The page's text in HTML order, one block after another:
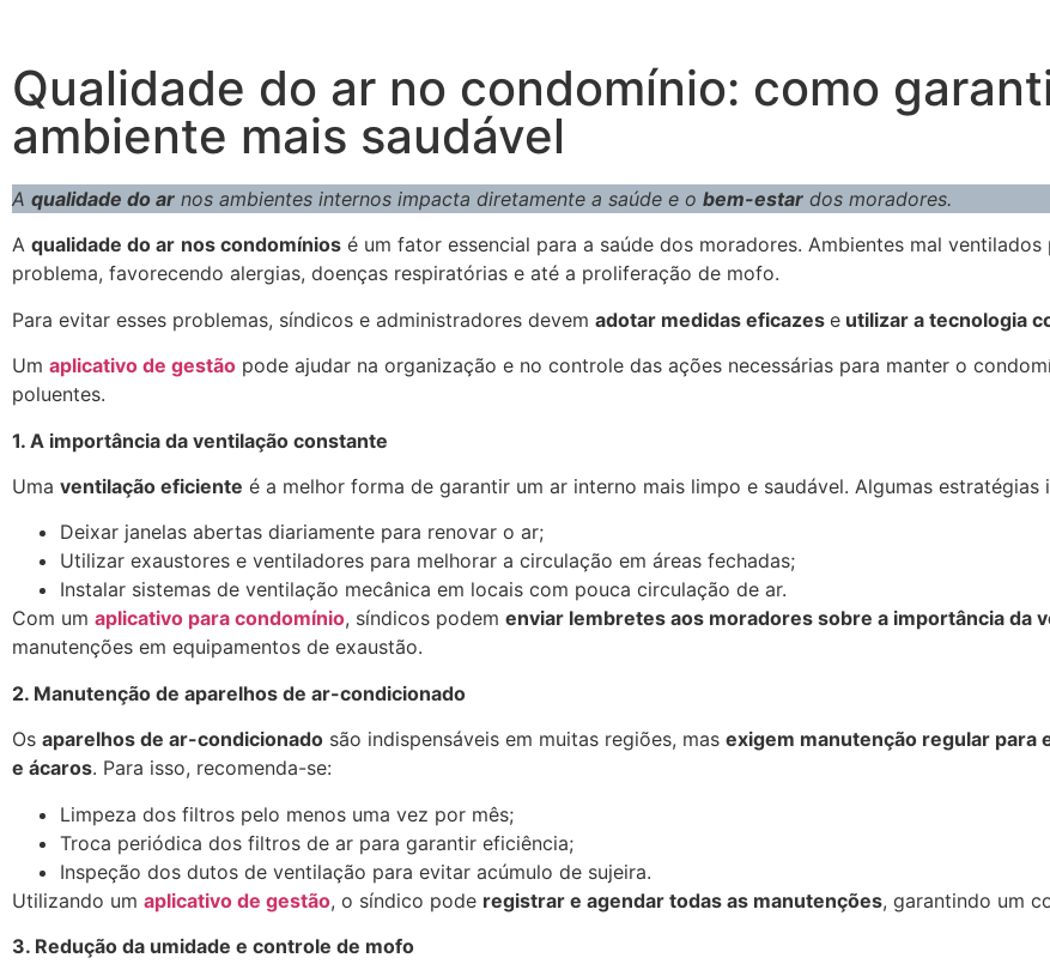
Qualidade do ar no condomínio: como
ambiente mais saudável
A qualidade do ar nos ambientes internos impacta diretamente a saúde e o bem-estar dos moradores.
A qualidade do ar nos condomínios é um fator essencial para a saúde dos moradores. Ambientes mal
problema, favorecendo alergias, doenças respiratórias e até a proliferação de mofo.
Para evitar esses problemas, síndicos e administradores devem adotar medidas eficazes e utilizar a tecnologia
Um aplicativo de gestão pode ajudar na organização e no controle das ações necessárias para manter o
poluentes.
1. A importância da ventilação constante
Uma ventilação eficiente é a melhor forma de garantir um ar interno mais limpo e saudável. Algumas estratégias
Deixar janelas abertas diariamente para renovar o ar;
Utilizar exaustores e ventiladores para melhorar a circulação em áreas fechadas;
Instalar sistemas de ventilação mecânica em locais com pouca circulação de ar.
Com um aplicativo para condomínio, síndicos podem enviar lembretes aos moradores sobre a importância da
manutenções em equipamentos de exaustão.
2. Manutenção de aparelhos de ar-condicionado
Os aparelhos de ar-condicionado são indispensáveis em muitas regiões, mas exigem manutenção regular para
e ácaros. Para isso, recomenda-se:
Limpeza dos filtros pelo menos uma vez por mês;
Troca periódica dos filtros de ar para garantir eficiência;
Inspeção dos dutos de ventilação para evitar acúmulo de sujeira.
Utilizando um aplicativo de gestão, o síndico pode registrar e agendar todas as manutenções, garantindo um
3. Redução da umidade e controle de mofo